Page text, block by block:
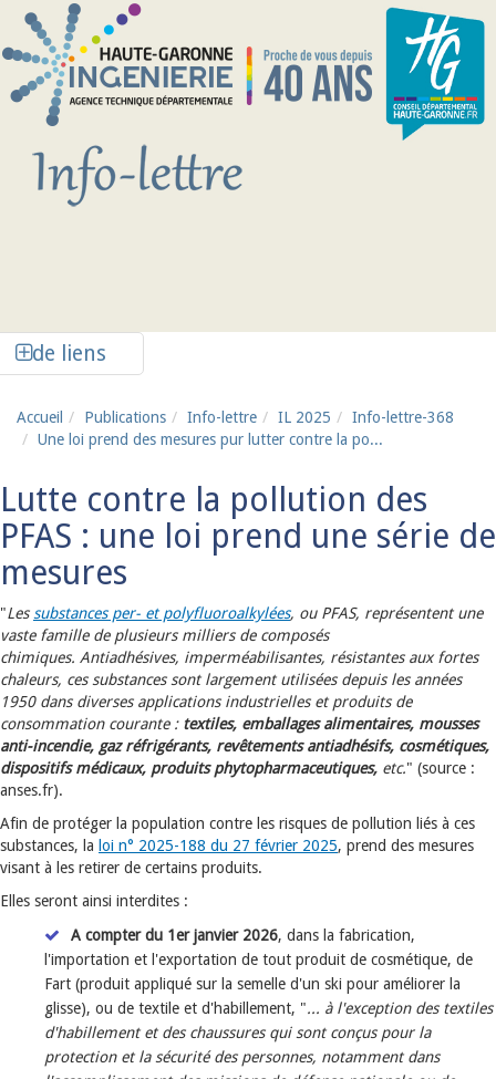
Aller au contenu principal
de liens
Accueil Publications Info-lettre IL 2025
Info-lettre-368
Une loi prend des mesures pur lutter contre la po...
Lutte contre la pollution des
PFAS : une loi prend une série de
mesures
"Les substances per- et polyfluoroalkylées, ou PFAS, représentent une
vaste famille de plusieurs milliers de composés
chimiques. Antiadhésives, imperméabilisantes, résistantes aux fortes
chaleurs, ces substances sont largement utilisées depuis les années
1950 dans diverses applications industrielles et produits de
consommation courante :textiles, emballages alimentaires, mousses
anti-incendie, gaz réfrigérants, revêtements antiadhésifs, cosmétiques,
dispositifs médicaux, produits phytopharmaceutiques, etc." (source :
anses.fr).
Afin de protéger la population contre les risques de pollution liés à ces
substances, la loi n° 2025-188 du 27 février 2025, prend des mesures
visant à les retirer de certains produits.
Elles seront ainsi interdites :
A compter du 1er janvier 2026, dans la fabrication,
l'importation et l'exportation de tout produit de cosmétique, de
Fart (produit appliqué sur la semelle d'un ski pour améliorer la
glisse), ou de textile et d'habillement, "... à l'exception des textiles
d'habillement et des chaussures qui sont conçus pour la
protection et la sécurité des personnes, notamment dans